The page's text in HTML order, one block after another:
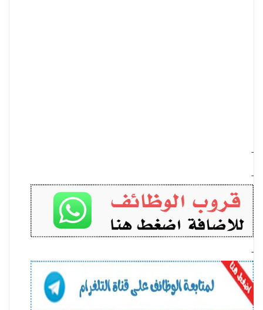
-
-
-